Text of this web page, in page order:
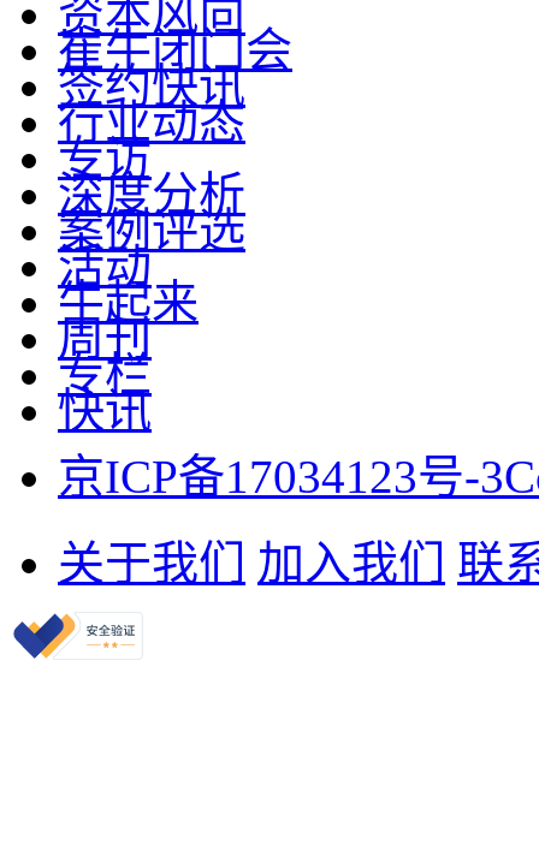
资本风向
崔牛闭门会
签约快讯
行业动态
专访
深度分析
案例评选
活动
牛起来
周刊
专栏
快讯
京ICP备17034123号-3
关于我们
加入我们 联